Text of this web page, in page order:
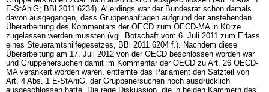
E-StAhiG; BBl 2011 6234). Allerdings war der Bundesrat schon damals
davon ausgegangen, dass Gruppenanfragen aufgrund der anstehenden
Überarbeitung des Kommentars der OECD zum OECD-MA in Kürze
zugelassen werden mussten (vgl. Botschaft vom 6. Juli 2011 zum Erlass
eines Steueramtshilfegesetzes, BBl 2011 6204 f.). Nachdem diese
Überarbeitung am 17. Juli 2012 von der OECD beschlossen worden war
und Gruppenersuchen damit im Kommentar der OECD zu Art. 26 OECD-
MA verankert worden waren, entfernte das Parlament den Satzteil von
Art. 4 Abs. 1 E-StAhiG, der Gruppenersuchen noch ausdrücklich
ausgeschlossen hatte. Die rege Diskussion, die in beiden Kammern des